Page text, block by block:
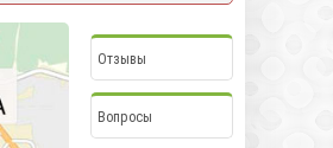
Отзывы
Вопросы